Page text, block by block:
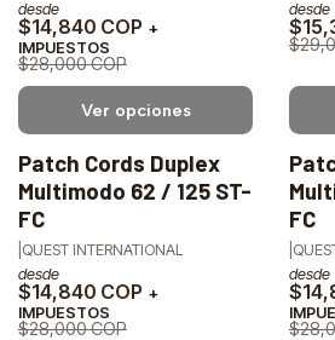
desde
$14,840 COP +
IMPUESTOS
$28,000 COP
Ver opciones
desde
-47%
OFF
Patch Cords Duplex
Multimodo 62 / 125 ST-
FC
QUEST INTERNATIONAL
desde
$14,840 COP +
IMPUESTOS
$28,000 COP
-
FC
desde